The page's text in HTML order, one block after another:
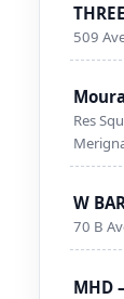
509
Res
W
70 B
MHD